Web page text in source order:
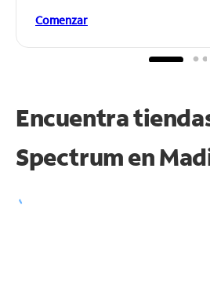
Comenzar
Encuentra
Spectrum en